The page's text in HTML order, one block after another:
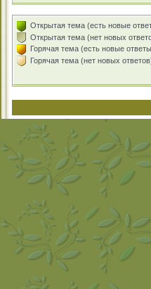
Открытая тема (есть новые
Открытая тема (нет новых
Горячая тема (есть новые
Горячая тема (нет новых